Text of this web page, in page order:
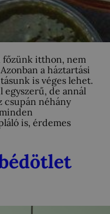
főzünk itthon, nem
a háztartási
is véges lehet.
egyszerű, de annál
csupán néhány
is, érdemes